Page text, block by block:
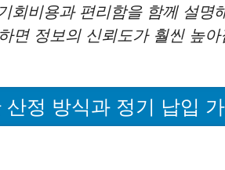
회비용과 편리함을 함께 설명
면 정보의 신뢰도가 훨씬 높아
정 방식과 정기 납입